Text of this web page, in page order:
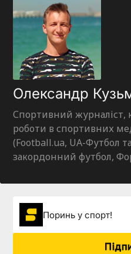
Олександр
Спортивний журналіст,
роботи в спортивних
(Football.ua, UA-Футбол та
закордонний футбол,
Поринь у спорт!